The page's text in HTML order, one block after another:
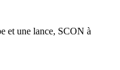
et une lance, SCON à